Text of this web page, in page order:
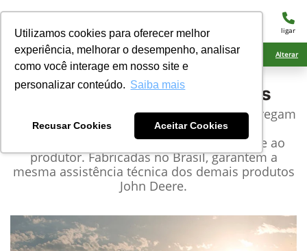
Utilizamos cookies para oferecer melhor
experiência, melhorar o desempenho, analisar
como você interage em nosso site e
personalizar conteúdo. Saiba mais
Recusar Cookies Aceitar Cookies
menu ligar
Ciarama Máquinas Amambai Alterar
John DeerePás Mecânicas
As carregadoras frontais da John Deere entregam
o que há de mais robusto, confiável e
tecnológico, garantindo alta produtividade ao
produtor. Fabricadas no Brasil, garantem a
mesma assistência técnica dos demais produtos
John Deere.